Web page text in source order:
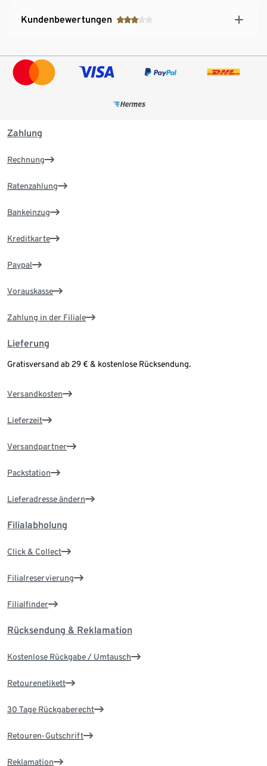
Kundenbewertungen
Zahlung
Rechnung
Ratenzahlung
Bankeinzug
Kreditkarte
Paypal
Vorauskasse
Zahlung in der Filiale
Lieferung
Gratisversand ab 29 € & kostenlose Rücksendung.
Versandkosten
Lieferzeit
Versandpartner
Packstation
Lieferadresse ändern
Filialabholung
Click & Collect
Filialreservierung
Filialfinder
Rücksendung & Reklamation
Kostenlose Rückgabe / Umtausch
Retourenetikett
30 Tage Rückgaberecht
Retouren-Gutschrift
Reklamation